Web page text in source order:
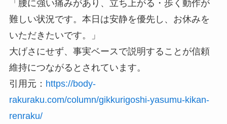
「腰に強い痛みがあり、立ち上がる・歩く動作が
難しい状況です。本日は安静を優先し、お休みを
いただきたいです。」
大げさにせず、事実ベースで説明することが信頼
維持につながるとされています。
引用元： https://body-
rakuraku.com/column/gikkurigoshi-yasumu-kikan-
renraku/